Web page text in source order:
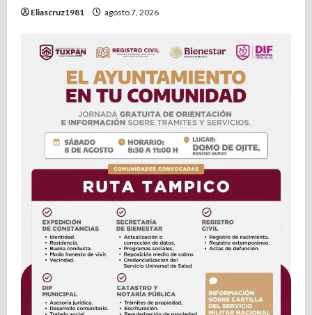
Eliascruz1981 agosto 7, 2026